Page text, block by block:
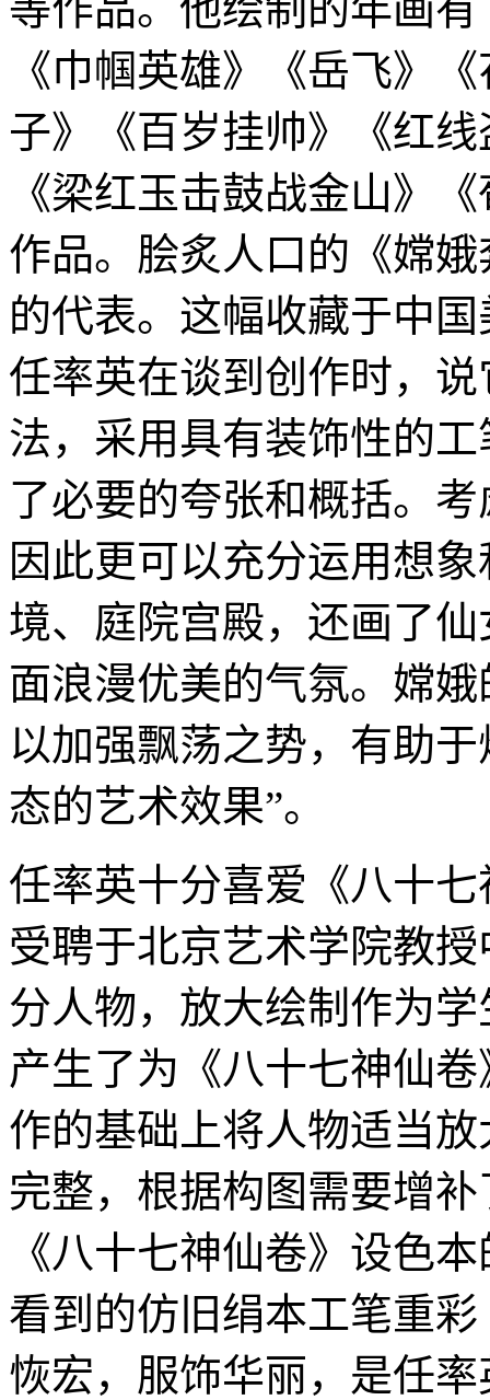
《巾帼英雄》《岳飞》
子》《百岁挂帅》《红
《梁红玉击鼓战金山》
作品。脍炙人口的《嫦
的代表。这幅收藏于中
任率英在谈到创作时，
法，采用具有装饰性的
了必要的夸张和概括。
因此更可以充分运用想
境、庭院宫殿，还画了
面浪漫优美的气氛。嫦
以加强飘荡之势，有助
态的艺术效果”。
任率英十分喜爱《八十
受聘于北京艺术学院教
分人物，放大绘制作为
产生了为《八十七神仙
作的基础上将人物适当
完整，根据构图需要增
《八十七神仙卷》设色
看到的仿旧绢本工笔重
恢宏，服饰华丽，是任